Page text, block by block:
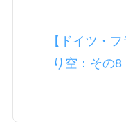
【ドイツ・
り空：その